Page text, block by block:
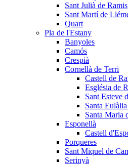
Sant Julià de Ramis
Sant Martí de
Quart
Pla de l'Estany
Banyoles
Camós
Crespià
Cornellà de Terri
Castell de
Església de
Sant Esteve
Santa
Santa Maria
Esponellà
Castell
Porqueres
Sant Miquel de
Serinyà